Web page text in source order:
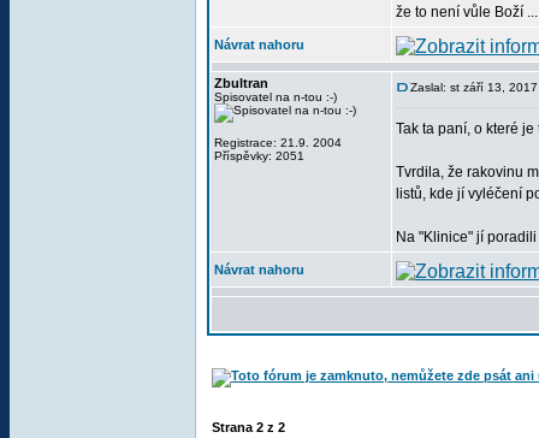
že to není vůle Boží
Návrat nahoru
Zbultran
Spisovatel na n-tou :-)
Registrace: 21.9. 2004
Příspěvky: 2051
Zaslal: st září 13,
Tak ta paní, o které
Tvrdila, že rakovinu
listů, kde jí vyléčení
Na "Klinice" jí
Návrat nahoru
Strana 2 z 2